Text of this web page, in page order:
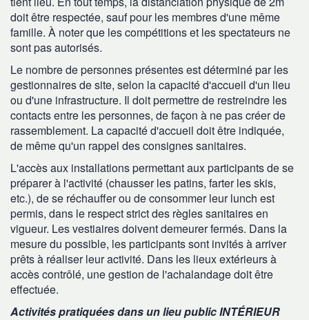
doit être respectée, sauf pour les membres d'une même
famille. À noter que les compétitions et les spectateurs ne
sont pas autorisés.
Le nombre de personnes présentes est déterminé par les
gestionnaires de site, selon la capacité d'accueil d'un lieu
ou d'une infrastructure. Il doit permettre de restreindre les
contacts entre les personnes, de façon à ne pas créer de
rassemblement. La capacité d'accueil doit être indiquée,
de même qu'un rappel des consignes sanitaires.
L'accès aux installations permettant aux participants de se
préparer à l'activité (chausser les patins, farter les skis,
etc.), de se réchauffer ou de consommer leur lunch est
permis, dans le respect strict des règles sanitaires en
vigueur. Les vestiaires doivent demeurer fermés. Dans la
mesure du possible, les participants sont invités à arriver
prêts à réaliser leur activité. Dans les lieux extérieurs à
accès contrôlé, une gestion de l'achalandage doit être
effectuée.
Activités pratiquées dans un lieu public INTÉRIEUR